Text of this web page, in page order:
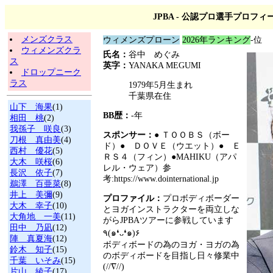
JPBA - 公認プロ選手プロフィ
メンズクラス
ウィメンズクラ
ス
ドロップニーク
ラス
山下 海果(1)
相田 桃(2)
我孫子 咲良(3)
刀根 真由美(4)
西村 優花(5)
大木 咲桜(6)
長沢 依子(7)
鵜澤 百亜菜(8)
井上 美彌(9)
大木 幸子(10)
大角地 一美(11)
田中 乃凪(12)
陣 真夏海(12)
鈴木 知子(15)
千葉 いそみ(15)
ウィメンズプローン 2026年ランキング-位
氏名： 谷中 めぐみ
英字： YANAKA MEGUMI
1979年5月生まれ
千葉県在住
BB歴： -年
スポンサー： ● ＴＯＯＢＳ（ボー
ド）● ＤＯＶＥ（ウエット）● Ｅ
ＲＳ４（フィン）●MAHIKU（アパ
レル・ウェア）参
考:https://www.dointernational.jp
プロファイル： プロボディボーダー
とヨガインストラクターを両立しな
がらJPBAツアーに参戦しています
٩(๑❛ᴗ❛๑)۶
ボディボードの為のヨガ・ヨガの為
のボディボードを目指し日々修業中
(//∇//)